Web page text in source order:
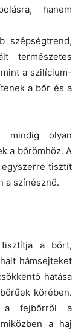
hanem
szépségtrend,
természetes
a szilícium-
a bőr és a
mindig olyan
a bőrömhöz. A
tisztít
a színésznő.
tisztítja a bőrt,
hámsejteket
hatása
körében.
a fejbőrről a
a haj